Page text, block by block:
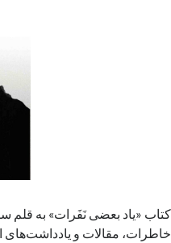
کتاب «یاد بعضی نَفَرات» به قلم
خاطرات، مقالات و